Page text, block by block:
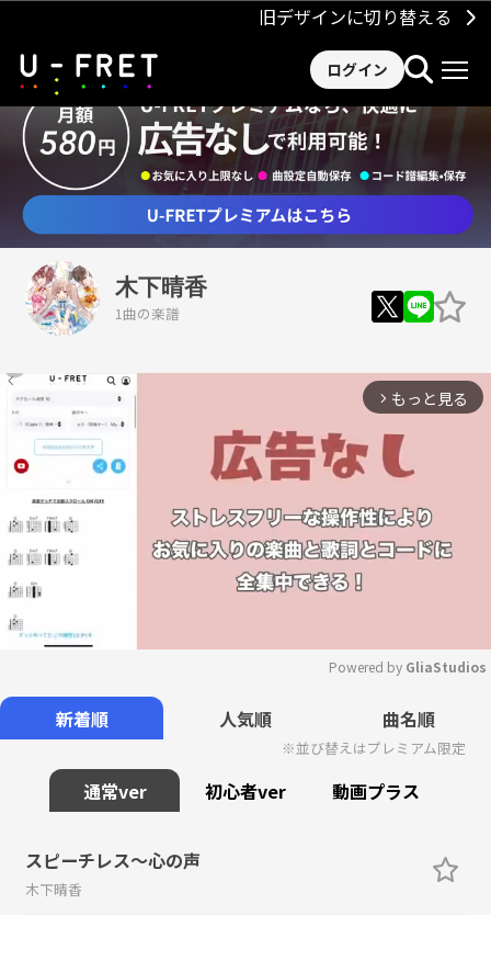
旧デザインに切り替える
ログイン
木下晴香
1曲の楽譜
arrow_forward_ios もっと見る
Mute
Powered by GliaStudios
新着順 人気順 曲名順
※並び替えはプレミアム限定
通常ver 初心者ver 動画プラス
スピーチレス～心の声
木下晴香